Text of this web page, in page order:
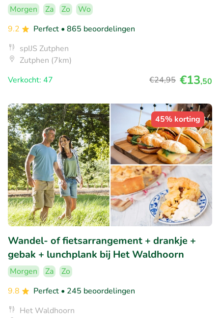
Morgen Za Zo
Wo
9.2
Perfect • 865 beoordelingen
spIJS Zutphen
Zutphen (7km)
Verkocht: 47
€24,95 €13,50
45% korting
Wandel- of fietsarrangement + drankje +
gebak + lunchplank bij Het Waldhoorn
Morgen Za
Zo
9.8
Perfect • 245 beoordelingen
Het Waldhoorn